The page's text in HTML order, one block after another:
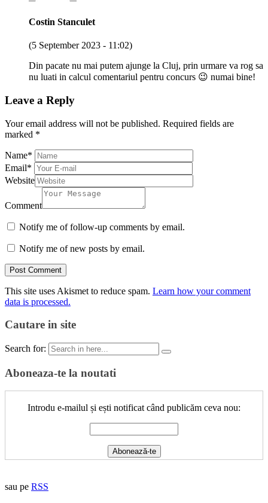
Costin Stanculet
(5 September 2023 - 11:02)
Din pacate nu mai putem ajunge la Cluj, prin urmare va rog sa
nu luati in calcul comentariul pentru concurs 😉 numai bine!
Leave a Reply
Your email address will not be published. Required fields are
marked *
Name*
Email*
Website
Comment
Notify me of follow-up comments by email.
Notify me of new posts by email.
This site uses Akismet to reduce spam. Learn how your comment
data is processed.
Cautare in site
Search for:
Aboneaza-te la noutati
Introdu e-mailul și ești notificat când publicăm ceva nou:
sau pe RSS